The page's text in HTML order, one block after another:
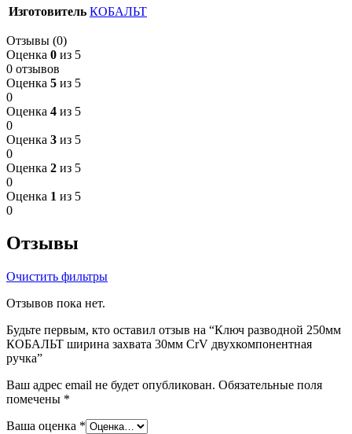
Изготовитель КОБАЛЬТ
Отзывы (0)
Оценка 0 из 5
0 отзывов
Оценка 5 из 5
0
Оценка 4 из 5
0
Оценка 3 из 5
0
Оценка 2 из 5
0
Оценка 1 из 5
0
Отзывы
Очистить фильтры
Отзывов пока нет.
Будьте первым, кто оставил отзыв на “Ключ разводной 250мм
КОБАЛЬТ ширина захвата 30мм CrV двухкомпонентная
ручка”
Ваш адрес email не будет опубликован. Обязательные поля
помечены *
Ваша оценка *